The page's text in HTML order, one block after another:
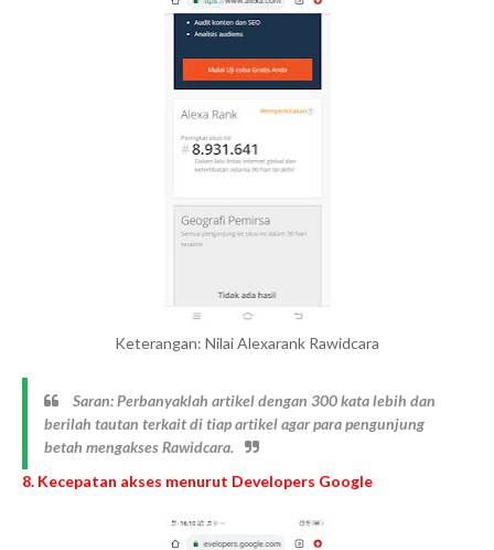
Keterangan: Nilai Alexarank Rawidcara
Saran: Perbanyaklah artikel dengan 300 kata lebih dan
berilah tautan terkait di tiap artikel agar para pengunjung
betah mengakses Rawidcara.
8. Kecepatan akses menurut Developers Google